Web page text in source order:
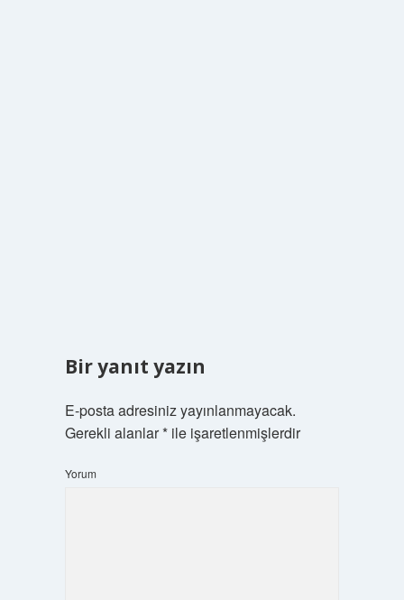
Bir yanıt yazın
E-posta adresiniz yayınlanmayacak.
Gerekli alanlar*ile işaretlenmişlerdir
Yorum